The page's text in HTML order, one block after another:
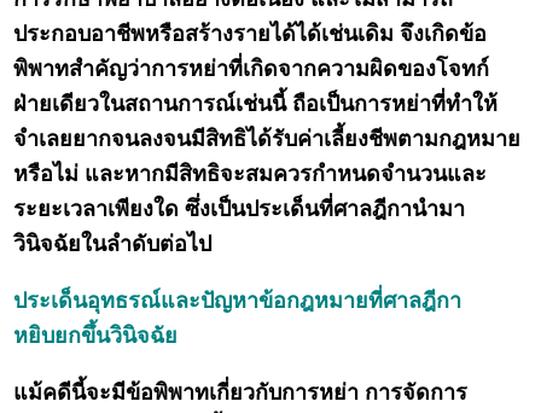
ประกอบอาชีพหรือสร้างรายได้ได้เช่นเดิม จึงเกิดข้อ
พิพาทสำคัญว่าการหย่าที่เกิดจากความผิดของโจทก์
ฝ่ายเดียวในสถานการณ์เช่นนี้ ถือเป็นการหย่าที่ทำให้
จำเลยยากจนลงจนมีสิทธิได้รับค่าเลี้ยงชีพตามกฎหมาย
หรือไม่ และหากมีสิทธิจะสมควรกำหนดจำนวนและ
ระยะเวลาเพียงใด ซึ่งเป็นประเด็นที่ศาลฎีกานำมา
วินิจฉัยในลำดับต่อไป
ประเด็นอุทธรณ์และปัญหาข้อกฎหมายที่ศาลฎีกา
หยิบยกขึ้นวินิจฉัย
แม้คดีนี้จะมีข้อพิพาทเกี่ยวกับการหย่า การจัดการ